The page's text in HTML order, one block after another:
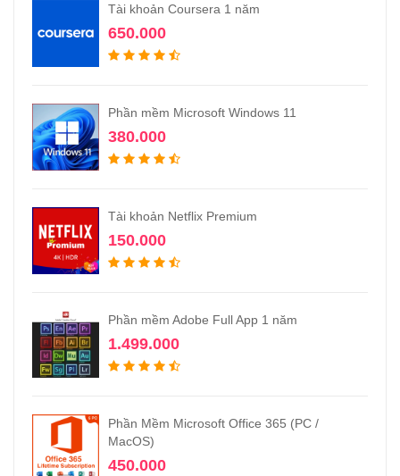
Tài khoản Coursera 1 năm
650.000
Phần mềm Microsoft Windows 11
380.000
Tài khoản Netflix Premium
150.000
Phần mềm Adobe Full App 1 năm
1.499.000
Phần Mềm Microsoft Office 365 (PC /
MacOS)
450.000